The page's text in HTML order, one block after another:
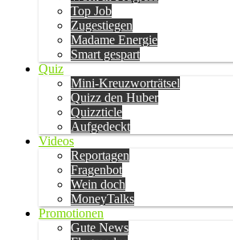
Top Job
Zugestiegen
Madame Energie
Smart gespart
Quiz
Mini-Kreuzworträtsel
Quizz den Huber
Quizzticle
Aufgedeckt
Videos
Reportagen
Fragenbot
Wein doch
MoneyTalks
Promotionen
Gute News